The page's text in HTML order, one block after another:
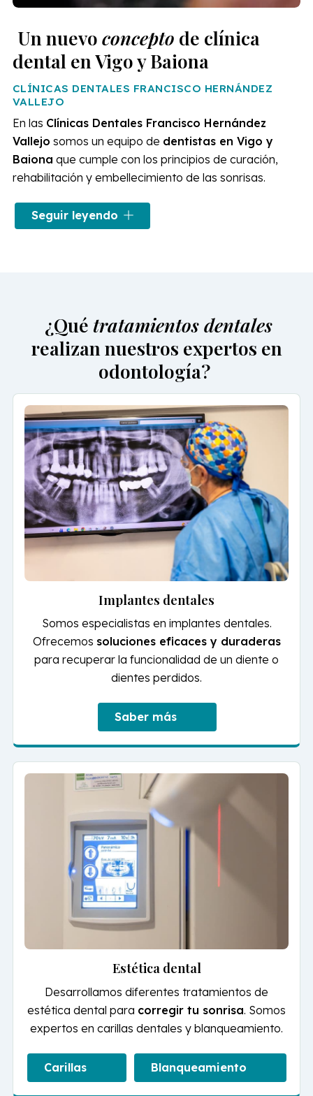
Un nuevoconcepto de clínica
dental en Vigo y Baiona
CLÍNICAS DENTALES FRANCISCO HERNÁNDEZ
VALLEJO
En las Clínicas Dentales Francisco Hernández
Vallejo somos un equipo de dentistas en Vigo y
Baiona que cumple con los principios de curación,
rehabilitación y embellecimiento de las sonrisas.
En nuestras clínicas dentales combinamos la
formación y experiencia con tecnología de
precios. Además, en nuestras clínicas dentales
trabajamos conDentyredpara ofrecer el mejor
servicio deseguros médicos dentales.
Seguir leyendo
¿Qué tratamientos dentales
realizan nuestros expertos en
odontología?
Implantes dentales
Somos especialistas en implantes dentales.
Ofrecemos soluciones eficaces y duraderas
para recuperar la funcionalidad de un diente o
dientes perdidos.
Saber más
Estética dental
Desarrollamos diferentes tratamientos de
estética dental para corregir tu sonrisa. Somos
expertos en carillas dentales y blanqueamiento.
Carillas Blanqueamiento